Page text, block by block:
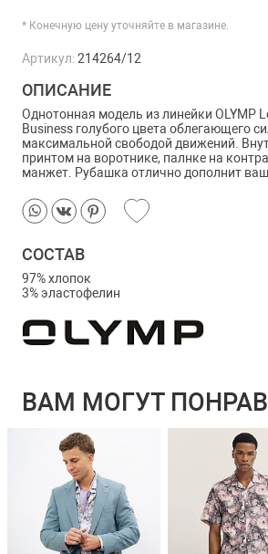
* Конечную цену уточняйте в магазине.
Артикул:214264/12
ОПИСАНИЕ
Однотонная модель из линейки OLYMP
Business голубого цвета облегающего
максимальной свободой движений.
принтом на воротнике, палнке на
манжет. Рубашка отлично дополнит ваш
СОСТАВ
97% хлопок
3% эластофелин
ВАМ МОГУТ